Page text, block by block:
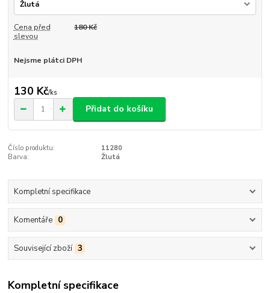
Cena před
slevou
180 Kč
Nejsme plátci DPH
130 Kč/ks
Přidat do košíku
Číslo produktu:
11280
Barva:
Žlutá
Kompletní specifikace
Komentáře 0
Související zboží 3
Kompletní specifikace